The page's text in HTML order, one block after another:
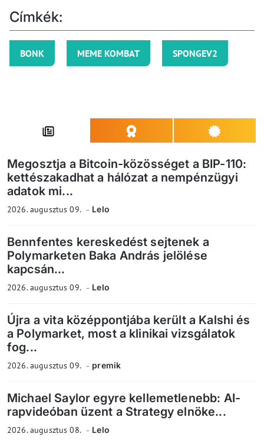
Címkék:
BONK MEME KOMBAT SPONGEV2
Megosztja a Bitcoin-közösséget a BIP-110:
kettészakadhat a hálózat a nempénzügyi
adatok mi...
2026. augusztus 09. Lelo
Bennfentes kereskedést sejtenek a
Polymarketen Baka András jelölése
kapcsán...
2026. augusztus 09. Lelo
Újra a vita középpontjába került a Kalshi és
a Polymarket, most a klinikai vizsgálatok
fog...
2026. augusztus 09. premik
Michael Saylor egyre kellemetlenebb: AI-
rapvideóban üzent a Strategy elnöke...
2026. augusztus 08. Lelo